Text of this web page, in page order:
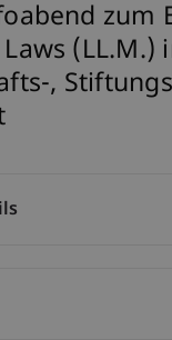
zum
(LL.M.)
,